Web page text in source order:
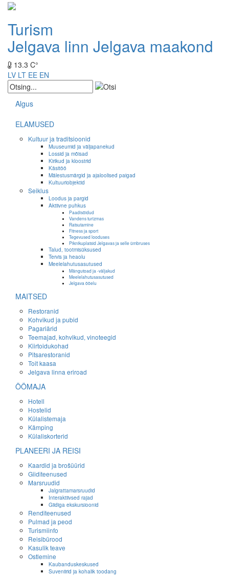
Turism
Jelgava linn Jelgava maakond
13.3 C°
LV LT EE EN
Algus
ELAMUSED
Kultuur ja traditsioonid
Muuseumid ja väljapanekud
Lossid ja mõisad
Kirikud ja kloostrid
Käsitöö
Mälestusmärgid ja ajaloolised paigad
Kultuuriobjektid
Seiklus
Loodus ja pargid
Aktiivne puhkus
Paadisõidud
Vandens turizmas
Ratsutamine
Fitness ja sport
Tegevused looduses
Piknikuplatsid Jelgavas ja selle ümbruses
Talud, tootmisüksused
Tervis ja heaolu
Meelelahutusasutused
Mängutoad ja -väljakud
Meelelahutusasutused
Jelgava ööelu
MAITSED
Restoranid
Kohvikud ja pubid
Pagariärid
Teemajad, kohvikud, vinoteegid
Kiirtoidukohad
Pitsarestoranid
Toit kaasa
Jelgava linna eriroad
ÖÖMAJA
Hotell
Hostelid
Külalistemaja
Kämping
Külaliskorterid
PLANEERI JA REISI
Kaardid ja brošüürid
Giiditeenused
Marsruudid
Jalgrattamarsruudid
Interaktiivsed rajad
Giidiga ekskursioonid
Renditeenused
Pulmad ja peod
Turismiinfo
Reisibürood
Kasulik teave
Ostlemine
Kaubanduskeskused
Suveniirid ja kohalik toodang